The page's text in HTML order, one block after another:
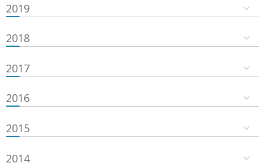
2019
2018
2017
2016
2015
2014